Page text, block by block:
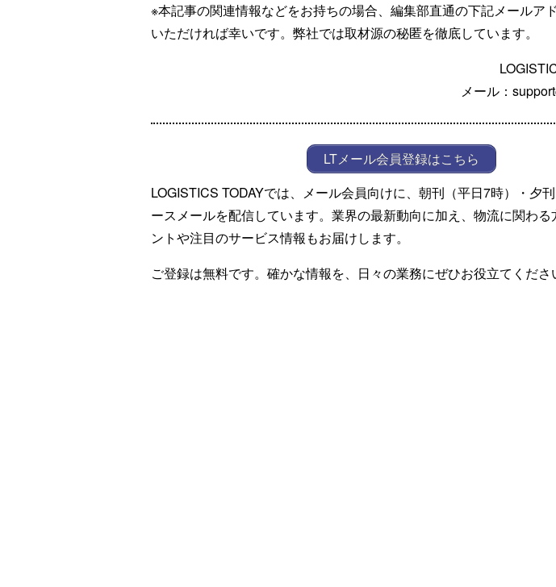
※本記事の関連情報などをお持ちの場合、編集部直通の下記メールア
いただければ幸いです。弊社では取材源の秘匿を徹底しています。
メール：
LTメール会員登録はこちら
LOGISTICS TODAYでは、メール会員向けに、朝刊（平日7時）・夕
ースメールを配信しています。業界の最新動向に加え、物流に関わ
ントや注目のサービス情報もお届けします。
ご登録は無料です。確かな情報を、日々の業務にぜひお役立てくださ